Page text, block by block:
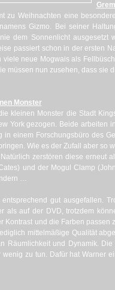
zu Weihnachten eine
Gizmo. Bei seiner
dem Sonnenlicht ausgesetzt
passiert schon in der ersten
viele neue Mogwais als
müssen nun zusehen, dass sie
Monster
kleinen Monster die Stadt
York gezogen. Beide arbeiten
in einem Forschungsbüro des
Wie es der Zufall aber so
Natürlich zerstören diese erneut
) und der Mogul Clamp (
…
gut ausgefallen.
als auf der DVD, trotzdem
Kontrast und die Farben passen
mittelmäßige Qualität
Räumlichkeit und Dynamik.
wenig zu tun. Dafür hat Warner